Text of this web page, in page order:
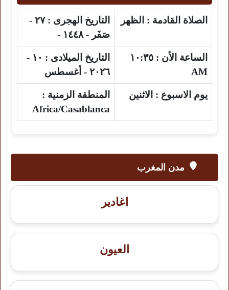
الصلاة القادمة : الظهر التاريخ الهجرى :
٢٧ -
صَفَر - ١٤٤٨ -
الساعة الأن : ١٠:٣٥
AM
التاريخ الميلادى :
١٠ -
٢٠٢٦ - أغسطس
يوم الاسبوع : الاثنين
المنطقة الزمنية :
Africa/Casablanca
مدن المغرب
اغادير
العيون